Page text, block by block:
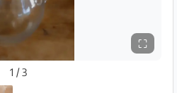
⛶
1 / 3